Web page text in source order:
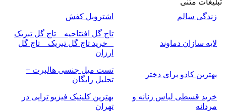
زندگی سالم
اشتروبل کفش
لایه سازان دماوند
تاج گل افتتاحیه _ تاج گل تبریک
_ خرید تاج گل تبریک _ تاج گل
ارزان
بهترین کادو برای دختر
تست میل جنسی هالبرت +
تحلیل رایگان
خرید قسطی لباس زنانه و
مردانه
بهترین کلینیک فیزیو تراپی در
تهران